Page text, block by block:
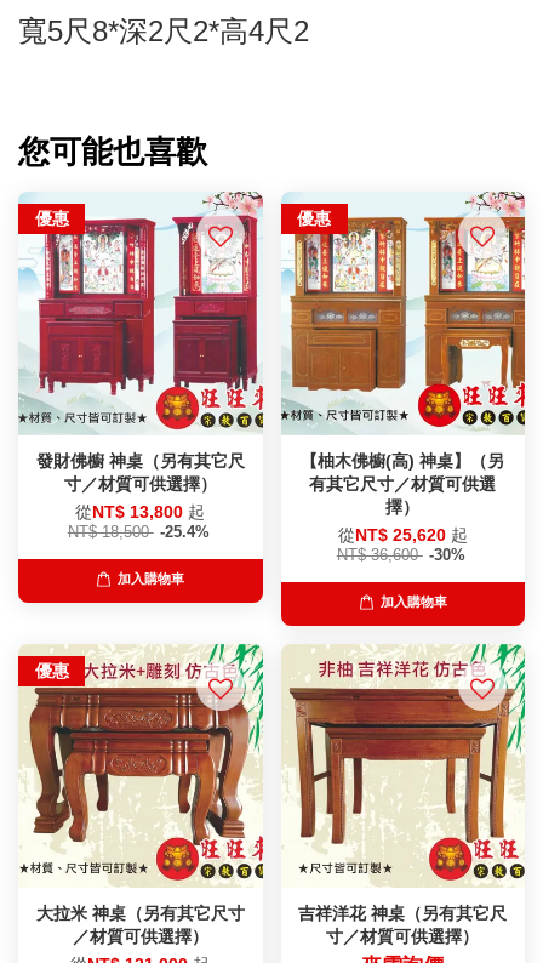
寬5尺8*深2尺2*高4尺2
您可能也喜歡
優惠
發財佛櫥 神桌（另有其它尺
寸／材質可供選擇）
從NT$ 13,800 起
NT$ 18,500 -25.4%
加入購物車
優惠
【柚木佛櫥(高) 神桌】（另
有其它尺寸／材質可供選
擇）
從NT$ 25,620 起
NT$ 36,600 -30%
加入購物車
優惠
大拉米 神桌（另有其它尺寸
／材質可供選擇）
吉祥洋花 神桌（另有其它尺
寸／材質可供選擇）